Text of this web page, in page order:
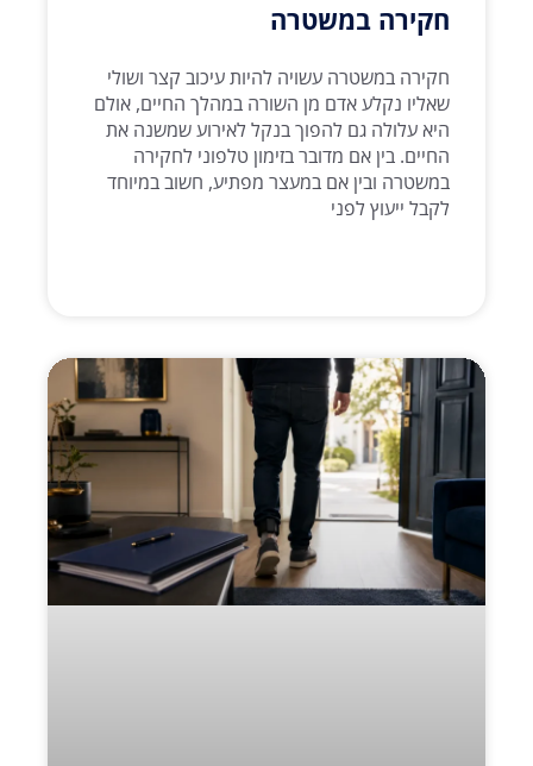
חקירה במשטרה
חקירה במשטרה עשויה להיות עיכוב קצר ושולי
שאליו נקלע אדם מן השורה במהלך החיים, אולם
היא עלולה גם להפוך בנקל לאירוע שמשנה את
החיים. בין אם מדובר בזימון טלפוני לחקירה
במשטרה ובין אם במעצר מפתיע, חשוב במיוחד
לקבל ייעוץ לפני